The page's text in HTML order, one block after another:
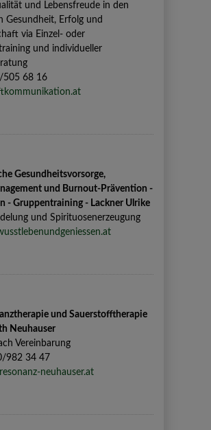
und Lebensfreude in den
Gesundheit, Erfolg und
via Einzel- oder
und individueller
505 68 16
Gesundheitsvorsorge,
und Burnout-Prävention -
- Gruppentraining - Lackner Ulrike
und Spirituosenerzeugung
und Sauerstofftherapie
Neuhauser
Vereinbarung
982 34 47
neuhauser.at